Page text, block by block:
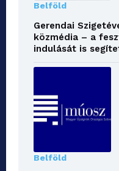
Belföld
Gerendai
közmédia – a
indulását is
Belföld